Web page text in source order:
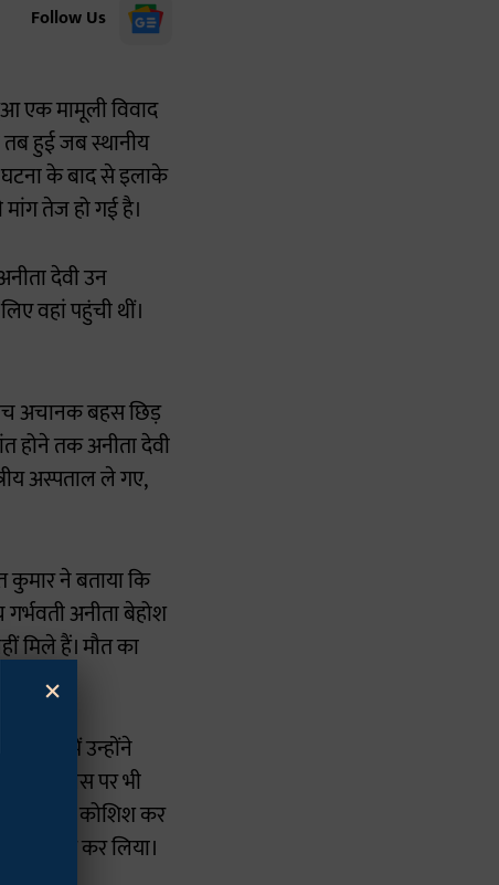
Follow Us
एक मामूली विवाद
तब हुई जब स्थानीय
के बाद से इलाके
तेज हो गई है।
देवी उन
वहां पहुंची थीं।
अचानक बहस छिड़
होने तक अनीता देवी
अस्पताल ले गए,
कुमार ने बताया कि
अनीता बेहोश
मिले हैं। मौत का
में उन्होंने
पुलिस पर भी
बचाने की कोशिश कर
कर लिया।
×